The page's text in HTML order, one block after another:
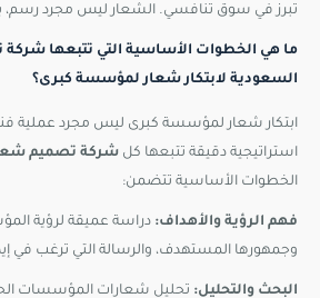
تبرز في سوق تنافسي. الشعار ليس مجرد رسم،
ما هي الخطوات الأساسية التي تتبعها
السعودية لابتكار شعار لمؤسسة كبرى؟
ابتكار شعار لمؤسسة كبرى ليس مجرد عملية
استراتيجية دقيقة تتبعها كل شركة تصميم
الخطوات الأساسية تتضمن:
فهم الرؤية والأهداف: دراسة عميقة لرؤية
وجمهورها المستهدف، والرسالة التي ترغب في
البحث والتحليل: تحليل شعارات المؤسسات